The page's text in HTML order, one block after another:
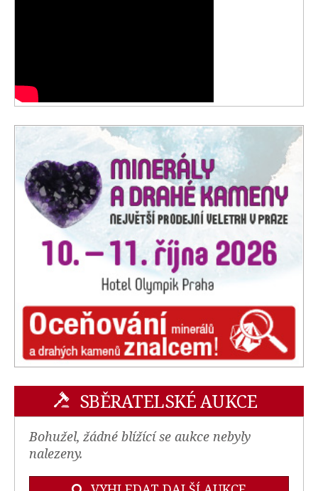
SBĚRATELSKÉ AUKCE
Bohužel, žádné blížící se aukce nebyly
nalezeny.